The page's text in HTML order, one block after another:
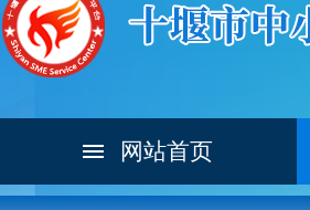
网站首页